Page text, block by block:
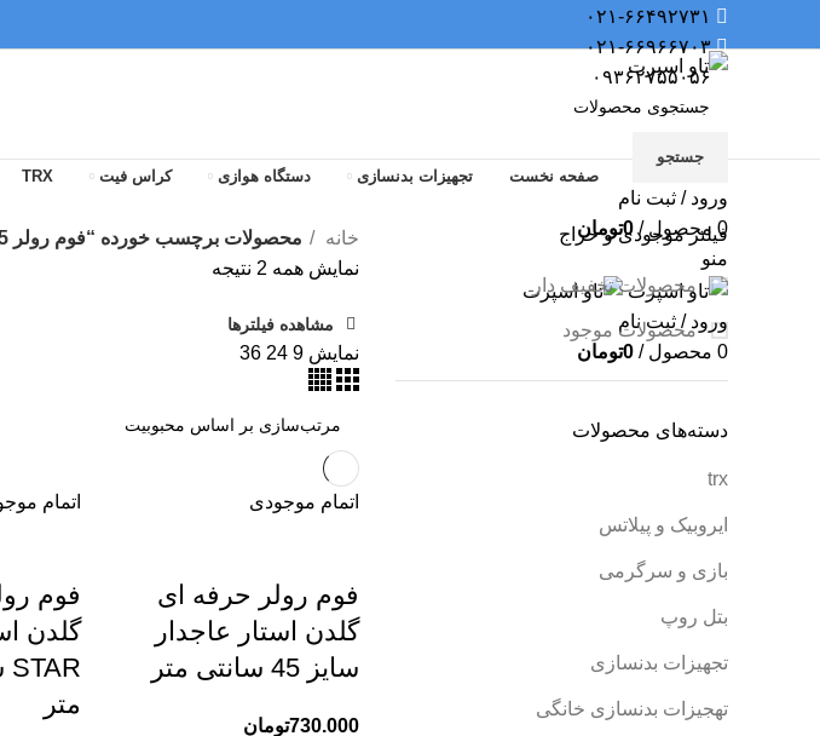
۰۲۱-۶۶۹۶۶۷۰۳
۰۹۳۶۲۷۵۵۰۵۶
جستجو
ورود / ثبت نام
0 محصول / تومان0
منو
ورود / ثبت نام
0 محصول / تومان0
صفحه نخست تجهیزات بدنسازی دستگاه هوازی کراس فیت TRX
فیلتر موجودی و حراج
محصولات تخفیف دار
محصولات موجود
دسته‌های محصولات
trx
ایروبیک و پیلاتس
بازی و سرگرمی
بتل روپ
تجهیزات بدنسازی
تهجیزات بدنسازی خانگی
خانه
محصولات برچسب خورده “فوم رولر 45 سانت”
نمایش همه 2 نتیجه
مشاهده فیلترها
نمایش9
24
36
اتمام موجودی
فوم رولر حرفه ای
گلدن استار عاجدار
سایز 45 سانتی متر
تومان730.000
اتمام
فوم
متر